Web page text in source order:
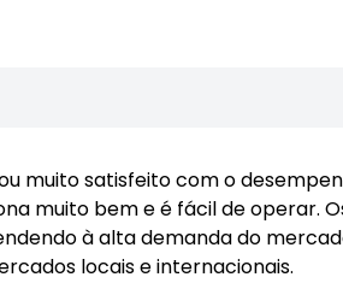
muito satisfeito com o
muito bem e é fácil de operar.
à alta demanda do
locais e internacionais.